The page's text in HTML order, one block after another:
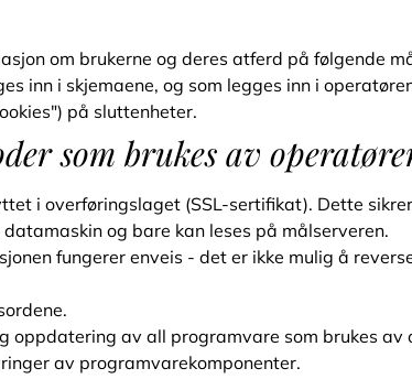
om brukerne og deres atferd på følgende
inn i skjemaene, og som legges inn i
på sluttenheter.
som brukes av
i overføringslaget (SSL-sertifikat). Dette
og bare kan leses på målserveren.
fungerer enveis - det er ikke mulig å
oppdatering av all programvare som brukes
av programvarekomponenter.